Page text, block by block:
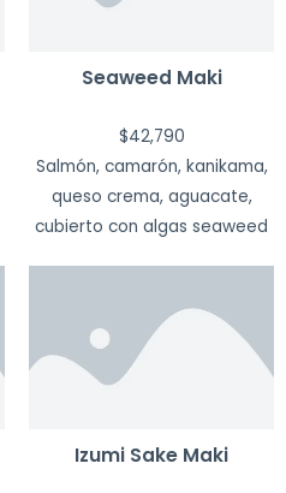
Seaweed Maki
$42,790
Salmón, camarón, kanikama,
queso crema, aguacate,
cubierto con algas seaweed
Izumi Sake Maki